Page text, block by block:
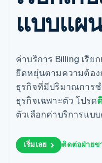
เงินสำเร็จรูป
องค์ประกอบ UI
ที่ยืดหยุ่น
เข้าถึงได้
มากกว่า 125
รายการ
Authorization
Boost
ยกระดับการ
ยอมรับการ
ชำระเงิน
Link
กา
กา
ตา
ครั้
คิด
อัต
ระ
อัต
สำ
รา
ออก
การทำง
การเงิน
มาร์เก็ตเ
การจัดก
แพลตฟอ
ตามอุตส
บริษัท AI
ติดตั้งใช้
สำเร็จรูป
สร้างแพ
รอบบิล
เสนอการ
การใช้ง
ออกบัตร
รองรับอยู่
จัดเตรียม
แหล่งข้อ
รับการจั
บริการเ
บริษัท
การประ
เซสชัน
ตำแหน่ง
ห้องข่าว
แบบแผ
ค่าบริการ Billing เรีย
ยืดหยุ่นตามความต้อ
ธุรกิจที่มีปริมาณการช
ธุรกิจเฉพาะตัว โปรด
ตัวเลือกค่าบริการแบ
เริ่มเลย ติดต่อฝ่ายข